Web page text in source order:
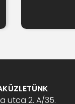
utca 2. A/35.